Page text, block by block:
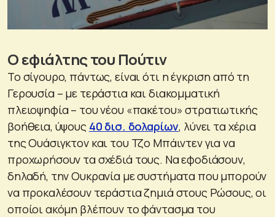
Ο εφιάλτης του Πούτιν
Το σίγουρο, πάντως, είναι ότι η έγκριση από τη
Γερουσία – με τεράστια και διακομματική
πλειοψηφία – του νέου «πακέτου» στρατιωτικής
βοήθεια, ύψους 40 δισ. δολαρίων, λύνει τα χέρια
της Ουάσιγκτον και του Τζο Μπάιντεν για να
προχωρήσουν τα σχέδιά τους. Να εφοδιάσουν,
δηλαδή, την Ουκρανία με συστήματα που μπορούν
να προκαλέσουν τεράστια ζημιά στους Ρώσους, οι
οποίοι ακόμη βλέπουν το φάντασμα του